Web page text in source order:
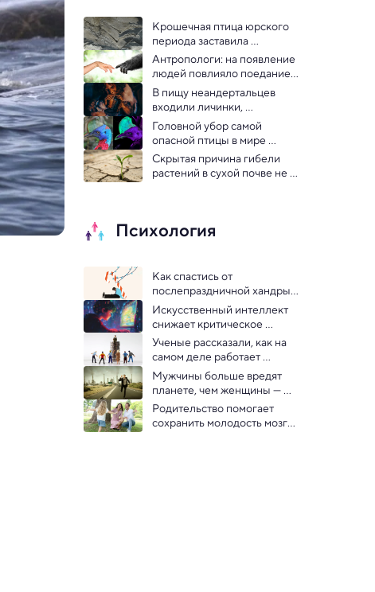
Крошечная птица юрского
периода заставила
пересмотреть эволюцию
хвостов
Антропологи: на появление
людей повлияло поедание
не только мяса, но и
клубней
В пищу неандертальцев
входили личинки,
установило новое
исследование
Головной убор самой
опасной птицы в мире
светится в ультрафиолете —
открытие
Скрытая причина гибели
растений в сухой почве не
Психология
Как спастись от
послепраздничной хандры
— советы ученых
Искусственный интеллект
снижает критическое
мышление у молодежи —
исследование
Ученые рассказали, как на
самом деле работает
«правило 80/20», или
принцип Парето
Мужчины больше вредят
планете, чем женщины —
исследование
Родительство помогает
сохранить молодость мозга